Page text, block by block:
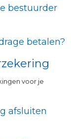
bestuurder
betalen?
voor je
afsluiten